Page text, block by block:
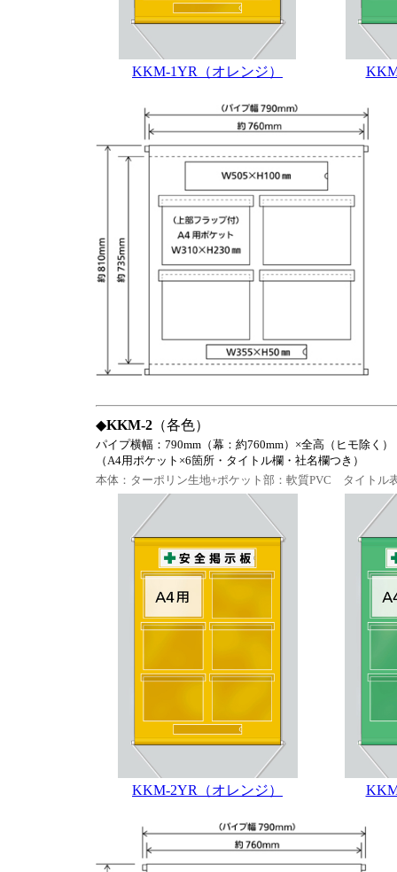
KKM-1YR（オレンジ）
◆KKM-2 （各色）
パイプ横幅：790mm（幕：約760mm）×全高（ヒモ除く
（A4用ポケット×6箇所・タイトル欄・社名欄つき）
本体：ターポリン生地+ポケット部：軟質PVC タイトル
KKM-2YR（オレンジ）